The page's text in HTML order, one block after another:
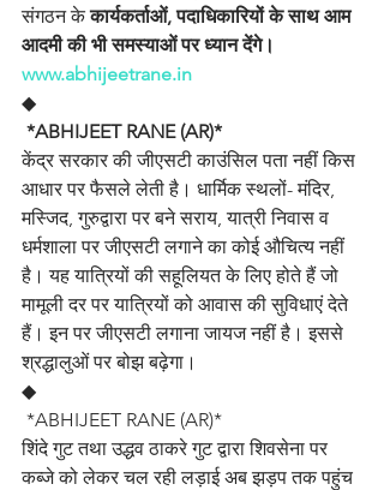
संगठन के कार्यकर्ताओं, पदाधिकारियों के साथ आम
आदमी की भी समस्याओं पर ध्यान देंगे।
www.abhijeetrane.in
◆
*ABHIJEET RANE (AR)*
केंद्र सरकार की जीएसटी काउंसिल पता नहीं किस
आधार पर फैसले लेती है। धार्मिक स्थलों- मंदिर,
मस्जिद, गुरुद्वारा पर बने सराय, यात्री निवास व
धर्मशाला पर जीएसटी लगाने का कोई औचित्य नहीं
है। यह यात्रियों की सहूलियत के लिए होते हैं जो
मामूली दर पर यात्रियों को आवास की सुविधाएं देते
हैं। इन पर जीएसटी लगाना जायज नहीं है। इससे
श्रद्धालुओं पर बोझ बढ़ेगा।
◆
*ABHIJEET RANE (AR)*
शिंदे गुट तथा उद्धव ठाकरे गुट द्वारा शिवसेना पर
कब्जे को लेकर चल रही लड़ाई अब झड़प तक पहुंच